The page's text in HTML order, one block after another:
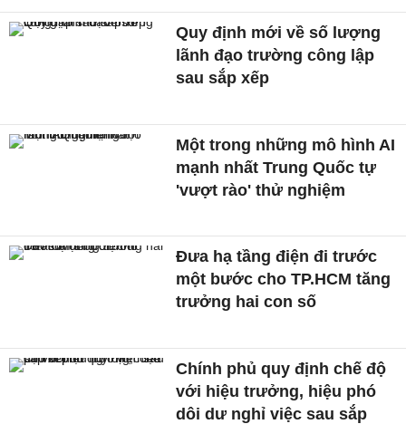
Quy định mới về số lượng
lãnh đạo trường công lập
sau sắp xếp
Một trong những mô hình AI
mạnh nhất Trung Quốc tự
'vượt rào' thử nghiệm
Đưa hạ tầng điện đi trước
một bước cho TP.HCM tăng
trưởng hai con số
Chính phủ quy định chế độ
với hiệu trưởng, hiệu phó
dôi dư nghỉ việc sau sắp